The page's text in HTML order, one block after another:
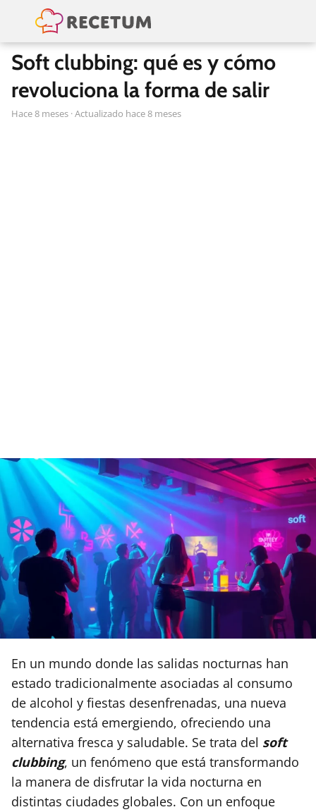
Soft clubbing: qué es y cómo
revoluciona la forma de salir
hace 8 meses · Actualizado hace 8 meses
En un mundo donde las salidas nocturnas han
estado tradicionalmente asociadas al consumo
de alcohol y fiestas desenfrenadas, una nueva
tendencia está emergiendo, ofreciendo una
alternativa fresca y saludable. Se trata del soft
clubbing, un fenómeno que está transformando
la manera de disfrutar la vida nocturna en
distintas ciudades globales. Con un enfoque